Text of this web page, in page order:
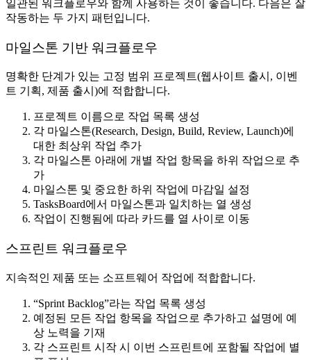
일관된 워크플로우와 함께 사용하는 것이 좋습니다. 다음은 잘
작동하는 두 가지 패턴입니다.
마일스톤 기반 워크플로우
명확한 단계가 있는 고정 범위 프로젝트(웹사이트 출시, 이벤
트 기획, 제품 출시)에 적합합니다.
프로젝트 이름으로 작업 목록 생성
각 마일스톤(Research, Design, Build, Review, Launch)에
대한 최상위 작업 추가
각 마일스톤 아래에 개별 작업 항목을 하위 작업으로 추
가
마일스톤 및 중요한 하위 작업에 마감일 설정
TasksBoard에서 마일스톤과 일치하는 열 생성
작업이 진행됨에 따라 카드를 열 사이로 이동
스프린트 워크플로우
지속적인 제품 또는 소프트웨어 작업에 적합합니다.
“Sprint Backlog”라는 작업 목록 생성
예정된 모든 작업 항목을 작업으로 추가하고 설명에 예
상 노력을 기재
각 스프린트 시작 시 이번 스프린트에 포함될 작업에 별